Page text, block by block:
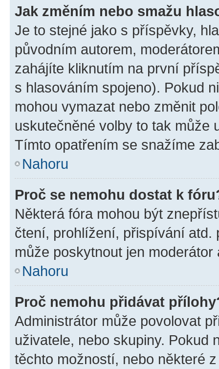
Jak změním nebo smažu
Je to stejné jako s příspěvky,
původním autorem,
zahájíte kliknutím na první
s hlasováním spojeno). Pokud
mohou vymazat nebo změnit
uskutečněné volby to tak může
Tímto opatřením se snažíme
Nahoru
Proč se nemohu dostat k
Některá fóra mohou být
čtení, prohlížení, přispívání atd.
může poskytnout jen
Nahoru
Proč nemohu přidávat
Administrátor může povolovat
uživatele, nebo skupiny. Pokud
těchto možností, nebo některé